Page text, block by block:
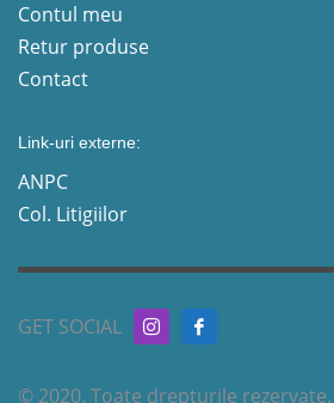
Contul meu
Retur produse
Contact
Link-uri externe:
ANPC
Col. Litigiilor
GET SOCIAL
© 2020. Toate drepturile